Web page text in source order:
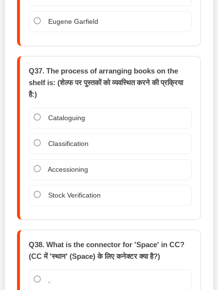
Eugene Garfield
Q37. The process of arranging books on the
shelf is: (शेल्फ पर पुस्तकों को व्यवस्थित करने की प्रक्रिया
है:)
Cataloguing
Classification
Accessioning
Stock Verification
Q38. What is the connector for 'Space' in CC?
(CC में 'स्थान' (Space) के लिए कनेक्टर क्या है?)